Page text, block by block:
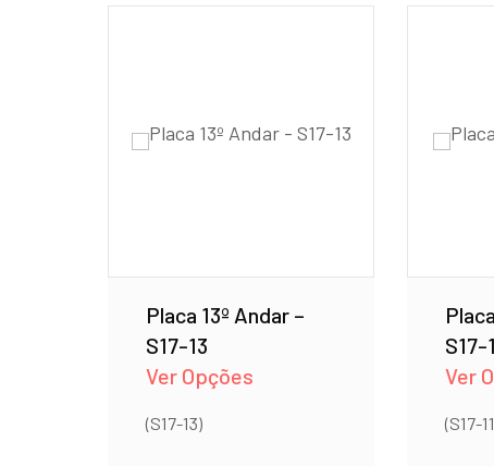
Placa 13º Andar –
S17-13
Ver Opções
(S17-13)
S17-
Ver
(S17-